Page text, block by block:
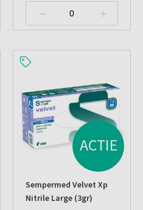
ACTIE
Sempermed Velvet Xp
Nitrile Large (3gr)